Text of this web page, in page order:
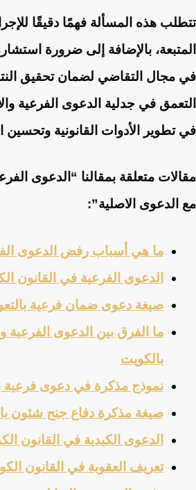
تتطلب هذه المسألة فهمًا دقيقًا
المتبعة، بالإضافة إلى ضرورة
في مجال التقاضي لضمان تحقيق
التعمق في جدلية الدعوى الفرعية
في تطوير الأدوات القانونية وتحسين
مقالات متعلقة بمقالنا “الدعوى
مع الدعوى الاصلية”:
ما هي أسباب رفض الدعوى
الدعوى الفرعية في القانون
صيغة دعوى ضمان فرعية
ما الفرق بين الدعوى
بالكويت
نموذج مذكرة في دعوى فرعية
صيغة مذكرة دفاع جنح شئون
الدعوى الكيدية في القانون
تعريف العقوبة في القانون